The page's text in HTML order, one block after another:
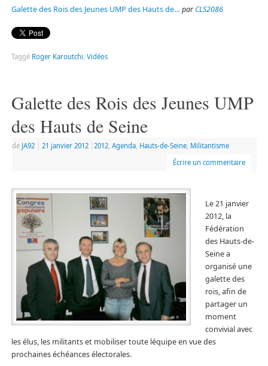
Galette des Rois des Jeunes UMP des Hauts de… parCLS2086
Taggé Roger Karoutchi Vidéos
Galette des Rois des Jeunes UMP
des Hauts de Seine
de JA92 21 janvier 2012 2012, Agenda, Hauts-de-Seine, Militantisme
Écrire un commentaire
Le 21 janvier
2012, la
Fédération
des Hauts-de-
Seine a
organisé une
galette des
rois, afin de
partager un
moment
convivial avec
les élus, les militants et mobiliser toute léquipe en vue des
prochaines échéances électorales.